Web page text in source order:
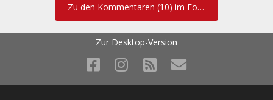
Ich finde es auch ein tolles Gerät. Den Namen muss man halt
wienerisch, also "Scheisserl", aussprechen, dann passt das auch...
Zu den Kommentaren (10) im Forum
Zur Desktop-Version